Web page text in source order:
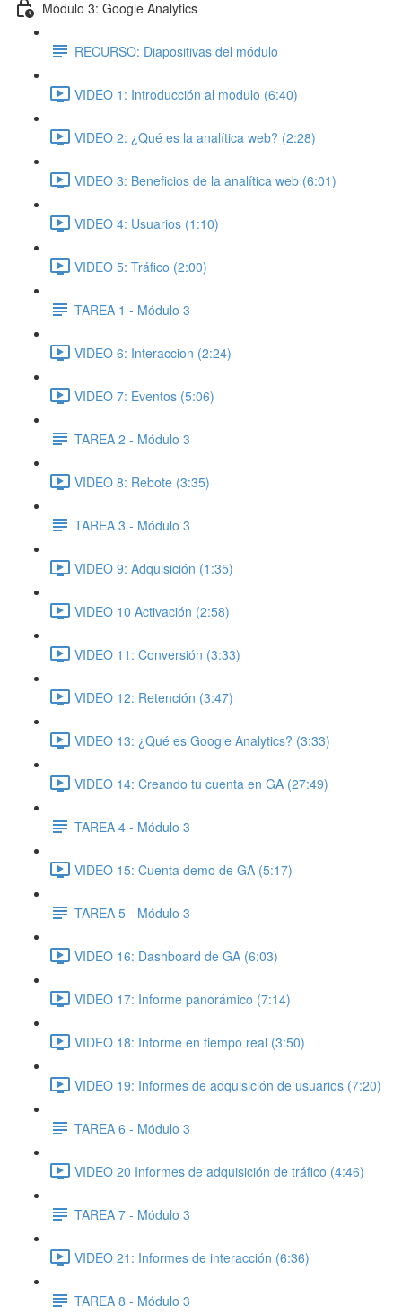
Módulo 3: Google Analytics
RECURSO: Diapositivas del módulo
VIDEO 1: Introducción al modulo (6:40)
VIDEO 2: ¿Qué es la analítica web? (2:28)
VIDEO 3: Beneficios de la analítica web (6:01)
VIDEO 4: Usuarios (1:10)
VIDEO 5: Tráfico (2:00)
TAREA 1 - Módulo 3
VIDEO 6: Interaccion (2:24)
VIDEO 7: Eventos (5:06)
TAREA 2 - Módulo 3
VIDEO 8: Rebote (3:35)
TAREA 3 - Módulo 3
VIDEO 9: Adquisición (1:35)
VIDEO 10 Activación (2:58)
VIDEO 11: Conversión (3:33)
VIDEO 12: Retención (3:47)
VIDEO 13: ¿Qué es Google Analytics? (3:33)
VIDEO 14: Creando tu cuenta en GA (27:49)
TAREA 4 - Módulo 3
VIDEO 15: Cuenta demo de GA (5:17)
TAREA 5 - Módulo 3
VIDEO 16: Dashboard de GA (6:03)
VIDEO 17: Informe panorámico (7:14)
VIDEO 18: Informe en tiempo real (3:50)
VIDEO 19: Informes de adquisición de usuarios (7:20)
TAREA 6 - Módulo 3
VIDEO 20 Informes de adquisición de tráfico (4:46)
TAREA 7 - Módulo 3
VIDEO 21: Informes de interacción (6:36)
TAREA 8 - Módulo 3